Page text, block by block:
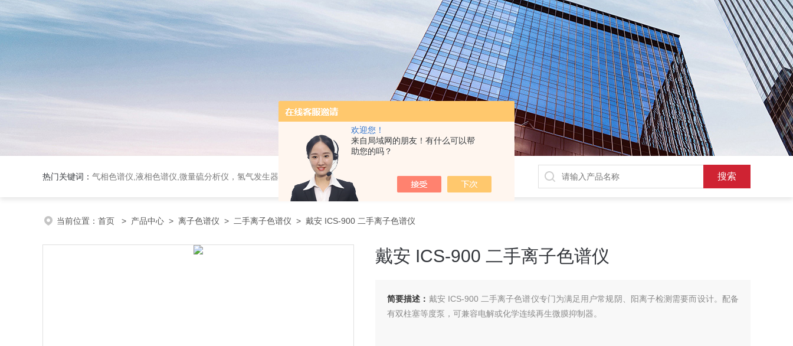
欢迎您！
来自局域网的朋友！有什么可以帮
助您的吗？
热门关键词： 气相色谱仪,液相色谱仪,微量硫分析仪，氢气发生器，氮气发生器，空气发生器，色谱耗件（N2000色谱工作站，色谱柱、阀件、进样器、色谱担体），顶空进样器，热解析仪，紫外分光光度计，原子吸收分光光度计，傅立叶红外光谱仪，分析天平等常规实验室产品。
当前位置： 首页 > 产品中心 > 离子色谱仪 > 二手离子色谱仪 > 戴安 ICS-900 二手离子色谱仪
戴安 ICS-900 二手离子色谱仪
简要描述： 戴安 ICS-900 二手离子色谱仪专门为满足用户常规阴、阳离子检测需要而设计。配备
有双柱塞等度泵，可兼容电解或化学连续再生微膜抑制器。